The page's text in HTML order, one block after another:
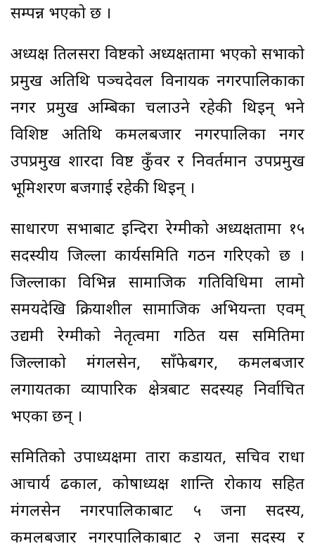
सम्पन्न भएको छ ।
अध्यक्ष तिलसरा विष्टको अध्यक्षतामा भएको सभाको
प्रमुख अतिथि पञ्चदेवल विनायक नगरपालिकाका
नगर प्रमुख अम्बिका चलाउने रहेकी थिइन् भने
विशिष्ट अतिथि कमलबजार नगरपालिका नगर
उपप्रमुख शारदा विष्ट कुँवर र निवर्तमान उपप्रमुख
भूमिशरण बजगाई रहेकी थिइन् ।
साधारण सभाबाट इन्दिरा रेग्मीको अध्यक्षतामा १५
सदस्यीय जिल्ला कार्यसमिति गठन गरिएको छ ।
जिल्लाका विभिन्न सामाजिक गतिविधिमा लामो
समयदेखि क्रियाशील सामाजिक अभियन्ता एवम्
उद्यमी रेग्मीको नेतृत्वमा गठित यस समितिमा
जिल्लाको मंगलसेन, साँफेबगर, कमलबजार
लगायतका व्यापारिक क्षेत्रबाट सदस्यहरु निर्वाचित
भएका छन् ।
समितिको उपाध्यक्षमा तारा कडायत, सचिव राधा
आचार्य ढकाल, कोषाध्यक्ष शान्ति रोकाय सहित
मंगलसेन नगरपालिकाबाट ५ जना सदस्य,
कमलबजार नगरपालिकाबाट २ जना सदस्य र